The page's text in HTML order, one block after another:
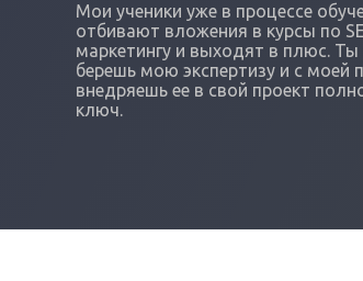
Мои ученики уже в процессе
отбивают вложения в курсы по
маркетингу и выходят в плюс. Ты
берешь мою экспертизу и с
внедряешь ее в свой проект
ключ.